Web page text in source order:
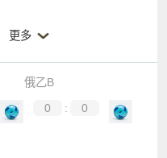
更多
俄乙B
0 :
0